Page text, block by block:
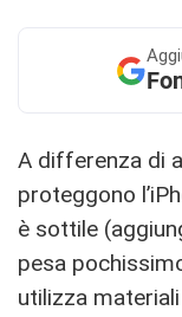
A differenza di
proteggono
è sottile
pesa
utilizza